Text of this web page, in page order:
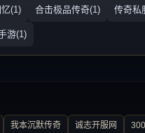
(1) 合击极品传奇(1) 传奇私
游(1)
我本沉默传奇 诚志开服网